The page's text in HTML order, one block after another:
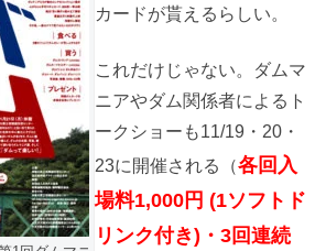
カードが貰えるらしい。
これだけじゃない。ダムマ
ニアやダム関係者によるト
ークショーも11/19・20・
23に開催される（各回入
場料1,000円 (1ソフトド
リンク付き)・3回連続